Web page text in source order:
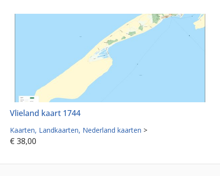
Vlieland kaart 1744
Kaarten Landkaarten Nederland kaarten >
€ 38,00